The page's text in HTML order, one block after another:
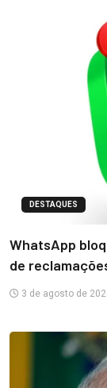
DESTAQUES
WhatsApp
de
3 de agosto de